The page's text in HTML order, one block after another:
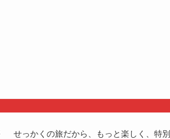
せっかくの旅だから、もっと楽しく、特別